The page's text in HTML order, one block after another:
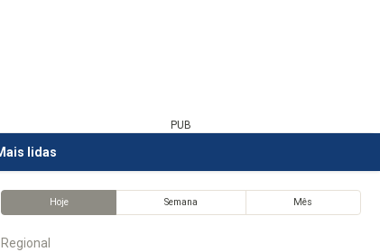
PUB
lidas
Hoje Semana Mês
Regional